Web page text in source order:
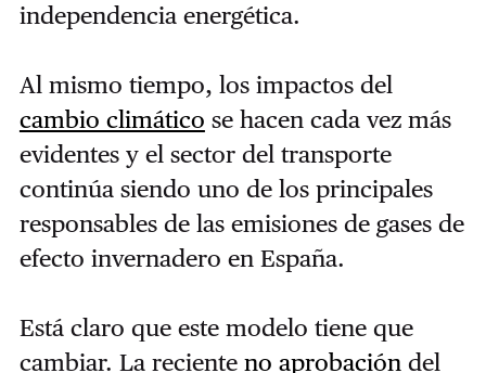
independencia energética.
Al mismo tiempo, los impactos del
cambio climático se hacen cada vez más
evidentes y el sector del transporte
continúa siendo uno de los principales
responsables de las emisiones de gases de
efecto invernadero en España.
Está claro que este modelo tiene que
cambiar. La reciente no aprobación del